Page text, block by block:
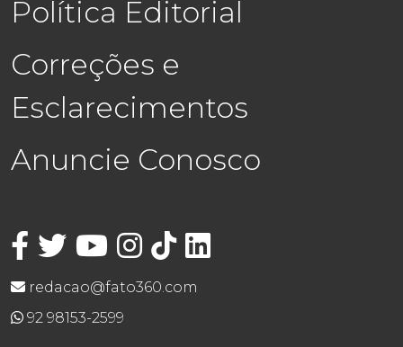
Política Editorial
Correções e
Esclarecimentos
Anuncie Conosco
redacao@fato360.com
92 98153-2599